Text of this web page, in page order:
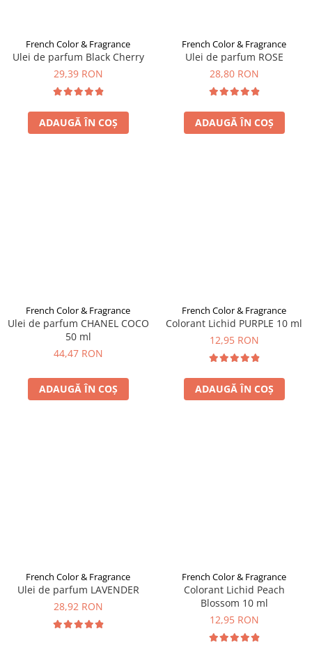
French Color & Fragrance
Ulei de parfum Black Cherry
29,39 RON
ADAUGĂ ÎN COȘ
French Color & Fragrance
Ulei de parfum ROSE
28,80 RON
ADAUGĂ ÎN COȘ
French Color & Fragrance
Ulei de parfum CHANEL COCO
50 ml
44,47 RON
ADAUGĂ ÎN COȘ
French Color & Fragrance
Colorant Lichid PURPLE 10 ml
12,95 RON
ADAUGĂ ÎN COȘ
French Color & Fragrance
Ulei de parfum LAVENDER
28,92 RON
French Color & Fragrance
Colorant Lichid Peach
Blossom 10 ml
12,95 RON